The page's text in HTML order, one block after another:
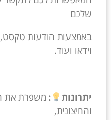
שלכם
באמצעות הודעות טקסט,
וידאו ועוד.
יתרונות : משפרת את
והחיצונית,